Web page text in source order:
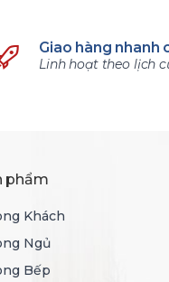
Giao hàng nhanh
Linh hoạt theo lịch
phẩm
Khách
Ngủ
Bếp